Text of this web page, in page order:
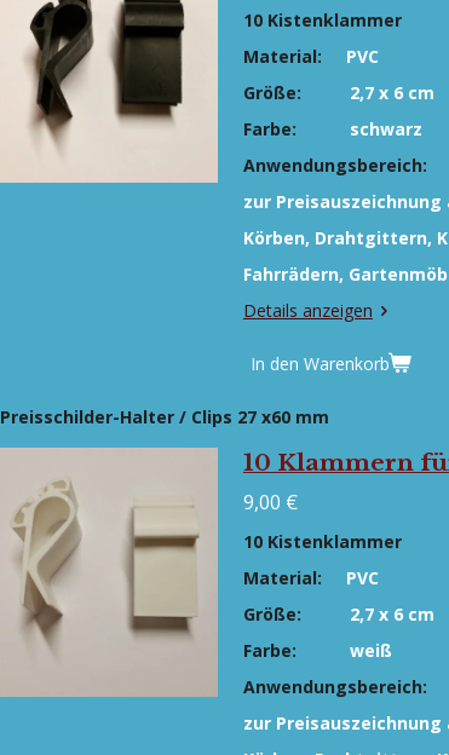
10 Kistenklammer
Material: PVC
Größe:
2,7 x 6 cm
Farbe:
schwarz
Anwendungsbereich:
zur
Körben, Drahtgittern,
Fahrrädern,
Details anzeigen
In den Warenkorb
Preisschilder-Halter / Clips 27 x60 mm
10 Klammern
9,00 €
10 Kistenklammer
Material: PVC
Größe: 2,7 x 6 cm
Farbe:
weiß
Anwendungsbereich:
zur